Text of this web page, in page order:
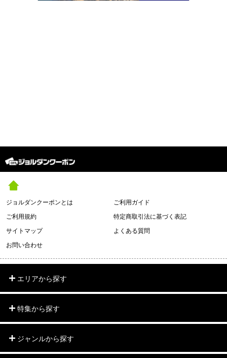
ジョルダンクーポンとは
ご利用ガイド
ご利用規約
特定商取引法に基づく表記
サイトマップ
よくある質問
お問い合わせ
エリアから探す
特集から探す
ジャンルから探す